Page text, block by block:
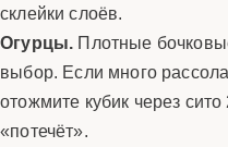
склейки слоёв.
Огурцы. Плотные
выбор. Если много
отожмите кубик через
«потечёт».